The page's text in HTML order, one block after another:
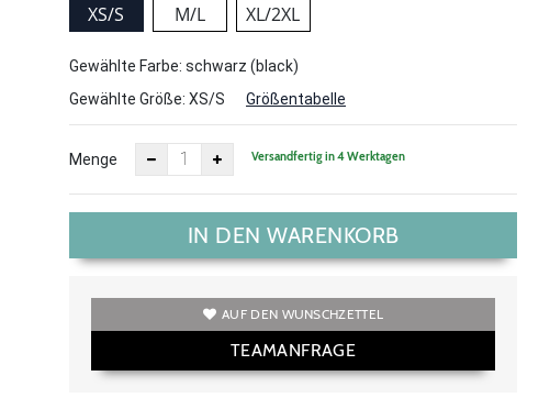
XS/S M/L XL/2XL
Gewählte Farbe: schwarz (black)
Gewählte Größe: XS/S Größentabelle
Menge Versandfertig in 4 Werktagen
IN DEN WARENKORB
AUF DEN WUNSCHZETTEL
TEAMANFRAGE